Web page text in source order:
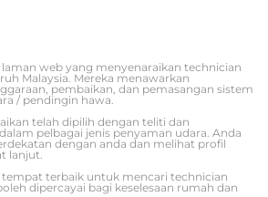
web yang menyenaraikan technician
Malaysia. Mereka menawarkan
pembaikan, dan pemasangan sistem
/ pendingin hawa.
telah dipilih dengan teliti dan
pelbagai jenis penyaman udara. Anda
dengan anda dan melihat profil
lanjut.
terbaik untuk mencari technician
dipercayai bagi keselesaan rumah dan